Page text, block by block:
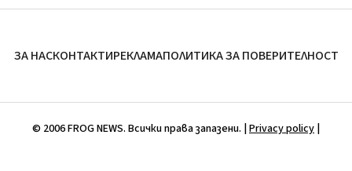
ЗА НАСКОНТАКТИРЕКЛАМАПОЛИТИКА ЗА ПОВЕРИТЕЛНОСТ
© 2006 FROG NEWS. Всички права запазени. | Privacy policy